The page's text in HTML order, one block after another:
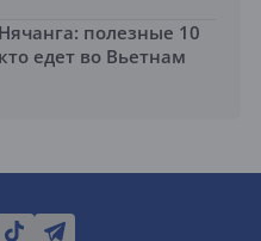
полезные 10
едет во Вьетнам